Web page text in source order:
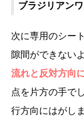
ブラジリアン
次に専用のシー
隙間ができない
流れと反対方向
点を片方の手で
行方向にはがし